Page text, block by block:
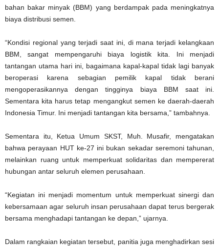
bahan bakar minyak (BBM) yang berdampak pada meningkatnya
biaya distribusi semen.
“Kondisi regional yang terjadi saat ini, di mana terjadi kelangkaan
BBM, sangat mempengaruhi biaya logistik kita. Ini menjadi
tantangan utama hari ini, bagaimana kapal-kapal tidak lagi banyak
beroperasi karena sebagian pemilik kapal tidak berani
mengoperasikannya dengan tingginya biaya BBM saat ini.
Sementara kita harus tetap mengangkut semen ke daerah-daerah
Indonesia Timur. Ini menjadi tantangan kita bersama,” tambahnya.
Sementara itu, Ketua Umum SKST, Muh. Musafir, mengatakan
bahwa perayaan HUT ke-27 ini bukan sekadar seremoni tahunan,
melainkan ruang untuk memperkuat solidaritas dan mempererat
hubungan antar seluruh elemen perusahaan.
“Kegiatan ini menjadi momentum untuk memperkuat sinergi dan
kebersamaan agar seluruh insan perusahaan dapat terus bergerak
bersama menghadapi tantangan ke depan,” ujarnya.
Dalam rangkaian kegiatan tersebut, panitia juga menghadirkan sesi